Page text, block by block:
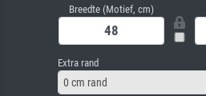
Breedte (Motief, cm)
Extra rand
0 cm rand